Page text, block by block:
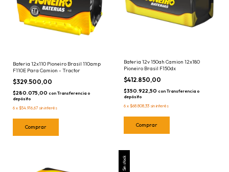
Bateria 12x110 Pioneiro Brasil 110amp
F110E Para Camion - Tractor
$329.500,00
$280.075,00 con Transferencia o
depósito
6 x $54.916,67 sin interés
Bateria 12v 150ah Camion 12x180
Pioneiro Brasil F150dx
$412.850,00
$350.922,50 con Transferencia o
depósito
6 x $68.808,33 sin interés
Sin stock